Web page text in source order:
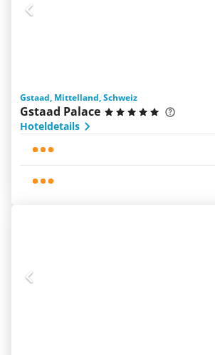
Gstaad, Mittelland, Schweiz
Gstaad Palace
Hoteldetails